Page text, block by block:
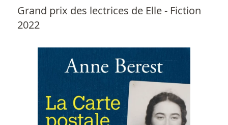
Grand prix des lectrices de Elle - Fiction
2022
Personnes
Livres les plus recommandés
Prix littéraires